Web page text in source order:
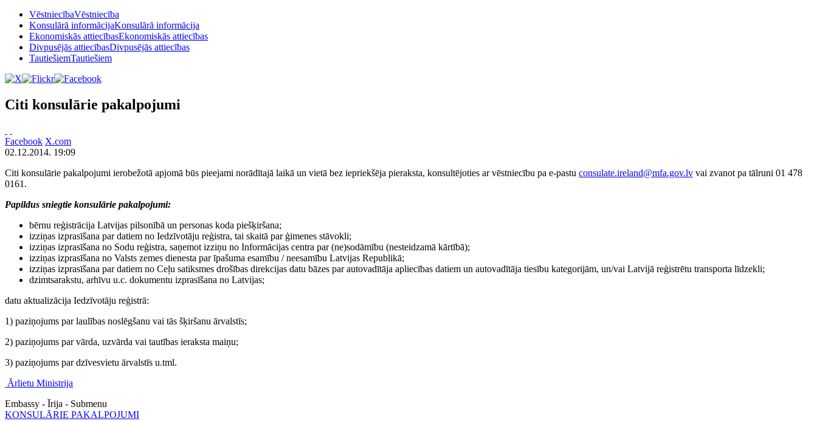
VēstniecībaVēstniecība
Konsulārā informācijaKonsulārā informācija
Ekonomiskās attiecībasEkonomiskās attiecības
Divpusējās attiecībasDivpusējās attiecības
TautiešiemTautiešiem
Citi konsulārie pakalpojumi
Facebook X.com
02.12.2014. 19:09
Citi konsulārie pakalpojumi ierobežotā apjomā būs pieejami norādītajā laikā un vietā bez iepriekšēja pieraksta, konsultējoties ar vēstniecību pa e-pastu consulate.ireland@mfa.gov.lv vai zvanot pa tālruni 01 478
0161.
Papildus sniegtie konsulārie pakalpojumi:
bērnu reģistrācija Latvijas pilsonībā un personas koda piešķiršana;
izziņas izprasīšana par datiem no Iedzīvotāju reģistra, tai skaitā par ģimenes stāvokli;
izziņas izprasīšana no Sodu reģistra, saņemot izziņu no Informācijas centra par (ne)sodāmību (nesteidzamā kārtībā);
izziņas izprasīšana no Valsts zemes dienesta par īpašuma esamību / neesamību Latvijas Republikā;
izziņas izprasīšana par datiem no Ceļu satiksmes drošības direkcijas datu bāzes par autovadītāja apliecības datiem un autovadītāja tiesību kategorijām, un/vai Latvijā reģistrētu transporta līdzekli;
dzimtsarakstu, arhīvu u.c. dokumentu izprasīšana no Latvijas;
datu aktualizācija Iedzīvotāju reģistrā:
1) paziņojums par laulības noslēgšanu vai tās šķiršanu ārvalstīs;
2) paziņojums par vārda, uzvārda vai tautības ieraksta maiņu;
3) paziņojums par dzīvesvietu ārvalstīs u.tml.
Ārlietu Ministrija
Embassy - Īrija - Submenu
KONSULĀRIE PAKALPOJUMI